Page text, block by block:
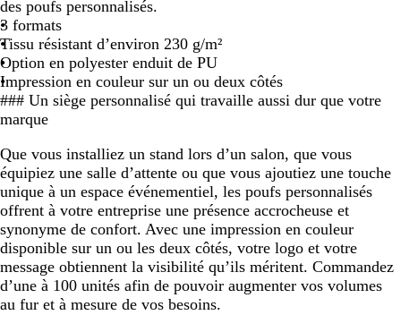
des poufs personnalisés.
3 formats
Tissu résistant d’environ 230 g/m²
Option en polyester enduit de PU
Impression en couleur sur un ou deux côtés
### Un siège personnalisé qui travaille aussi dur que votre
marque
Que vous installiez un stand lors d’un salon, que vous
équipiez une salle d’attente ou que vous ajoutiez une touche
unique à un espace événementiel, les poufs personnalisés
offrent à votre entreprise une présence accrocheuse et
synonyme de confort. Avec une impression en couleur
disponible sur un ou les deux côtés, votre logo et votre
message obtiennent la visibilité qu’ils méritent. Commandez
d’une à 100 unités afin de pouvoir augmenter vos volumes
au fur et à mesure de vos besoins.